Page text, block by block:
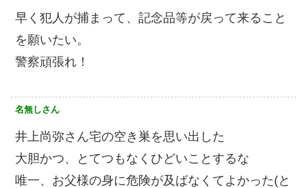
早く犯人が捕まって、記念品等が戻って来ること
を願いたい。
警察頑張れ！
名無しさん
井上尚弥さん宅の空き巣を思い出した
大胆かつ、とてつもなくひどいことするな
唯一、お父様の身に危険が及ばなくてよかった(と